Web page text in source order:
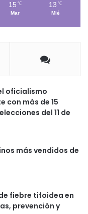
15 ℃
Mar
13 ℃
Mié
oficialismo
con más de 15
del 11 de
más vendidos de
fiebre tifoidea en
prevención y